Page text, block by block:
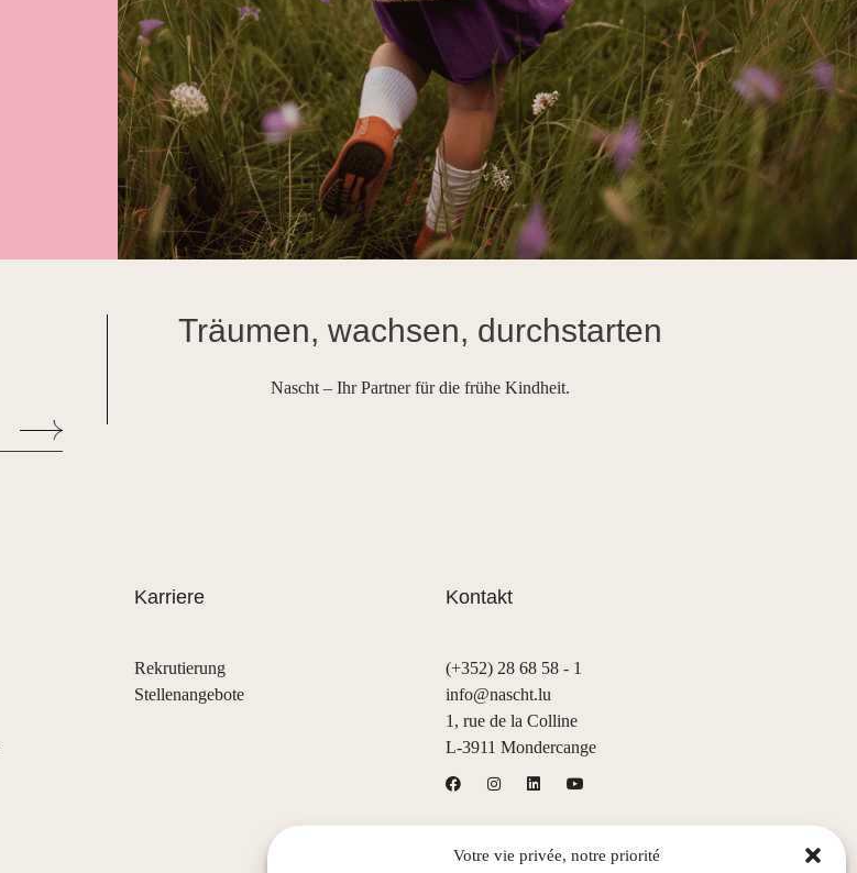
Votre vie privée, notre priorité
Träumen, wachsen, durchstarten
Nascht – Ihr Partner für die frühe Kindheit.
Karriere
Rekrutierung
Stellenangebote
Kontakt
(+352) 28 68 58 - 1
info@nascht.lu
1, rue de la Colline
L-3911 Mondercange